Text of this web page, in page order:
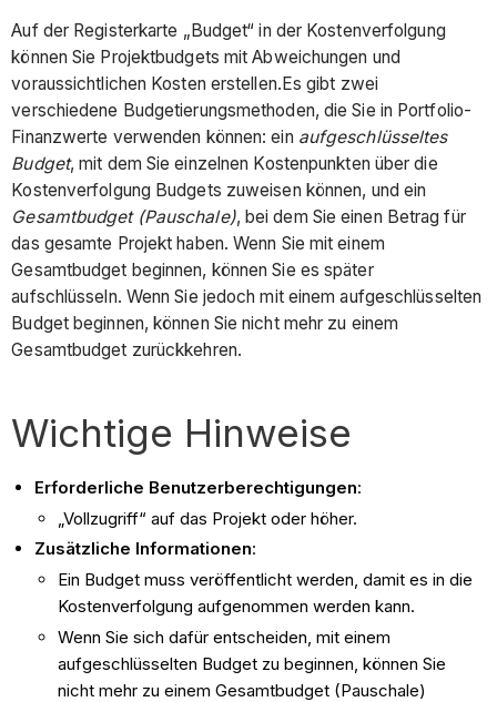
Auf der Registerkarte „Budget“ in der Kostenverfolgung
können Sie Projektbudgets mit Abweichungen und
voraussichtlichen Kosten erstellen.Es gibt zwei
verschiedene Budgetierungsmethoden, die Sie in Portfolio-
Finanzwerte verwenden können: ein aufgeschlüsseltes
Budget, mit dem Sie einzelnen Kostenpunkten über die
Kostenverfolgung Budgets zuweisen können, und ein
Gesamtbudget (Pauschale), bei dem Sie einen Betrag für
das gesamte Projekt haben. Wenn Sie mit einem
Gesamtbudget beginnen, können Sie es später
aufschlüsseln. Wenn Sie jedoch mit einem aufgeschlüsselten
Budget beginnen, können Sie nicht mehr zu einem
Gesamtbudget zurückkehren.
Wichtige Hinweise
Erforderliche Benutzerberechtigungen:
„Vollzugriff“ auf das Projekt oder höher.
Zusätzliche Informationen:
Ein Budget muss veröffentlicht werden, damit es in die
Kostenverfolgung aufgenommen werden kann.
Wenn Sie sich dafür entscheiden, mit einem
aufgeschlüsselten Budget zu beginnen, können Sie
nicht mehr zu einem Gesamtbudget (Pauschale)